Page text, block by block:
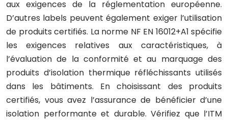
aux exigences de la réglementation européenne.
D’autres labels peuvent également exiger l’utilisation
de produits certifiés. La norme NF EN 16012+A1 spécifie
les exigences relatives aux caractéristiques, à
l’évaluation de la conformité et au marquage des
produits d’isolation thermique réfléchissants utilisés
dans les bâtiments. En choisissant des produits
certifiés, vous avez l’assurance de bénéficier d’une
isolation performante et durable. Vérifiez que l’ITM